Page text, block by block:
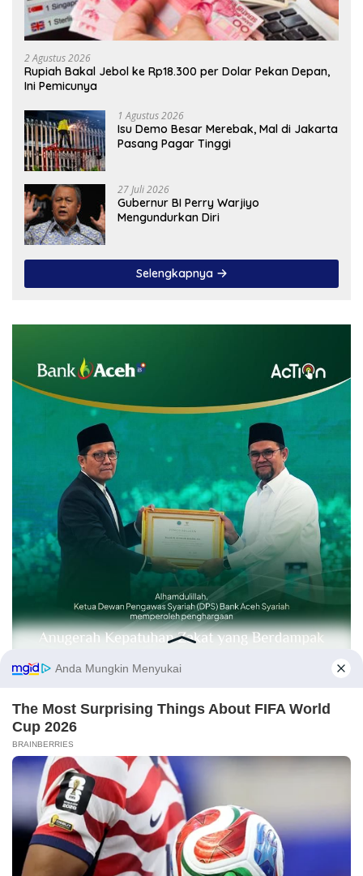
2 Agustus 2026
Rupiah Bakal Jebol ke Rp18.300 per Dolar Pekan Depan,
Ini Pemicunya
1 Agustus 2026
Isu Demo Besar Merebak, Mal di Jakarta
Pasang Pagar Tinggi
27 Juli 2026
Gubernur BI Perry Warjiyo
Mengundurkan Diri
Selengkapnya